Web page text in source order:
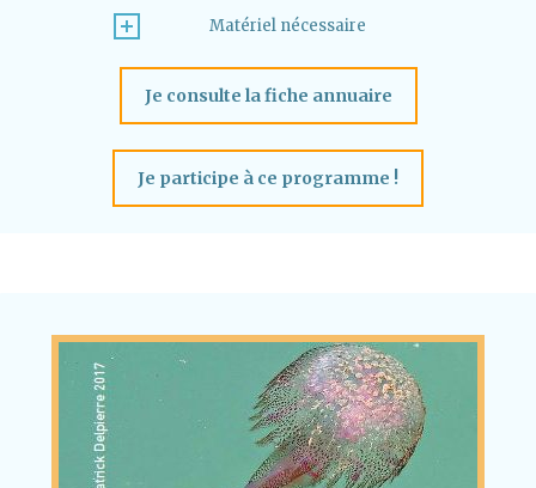
Matériel nécessaire
Je consulte la fiche annuaire
Je participe à ce programme !